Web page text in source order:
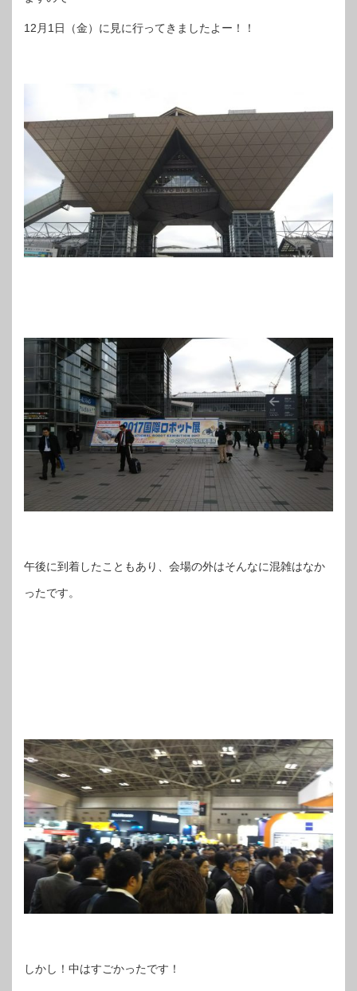
12月1日（金）に見に行ってきましたよー！！
午後に到着したこともあり、会場の外はそんなに混雑はなか
ったです。
しかし！中はすごかったです！